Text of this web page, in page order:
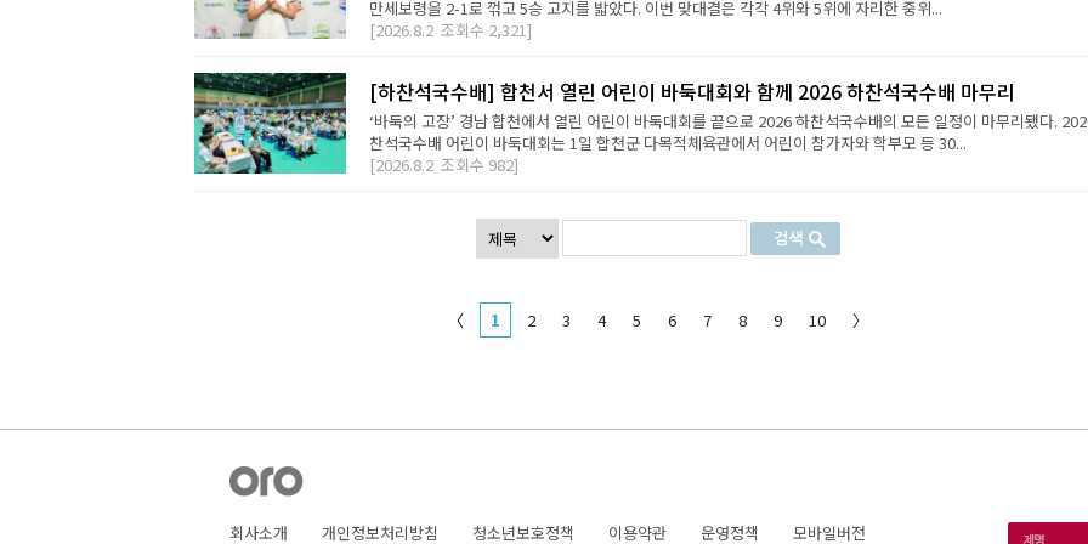
만세보령을 2-1로 꺾고 5승 고지를 밟았다. 이번 맞대결은 각각 4위와 5위에 자리한 중위...
[2026.8.2 조회수 2,321]
[하찬석국수배] 합천서 열린 어린이 바둑대회와 함께 2026 하찬석국수배 마무리
‘바둑의 고장’ 경남 합천에서 열린 어린이 바둑대회를 끝으로 2026 하찬석국수배의 모든 일정이 마무리됐다.
찬석국수배 어린이 바둑대회는 1일 합천군 다목적체육관에서 어린이 참가자와 학부모 등 30...
[2026.8.2 조회수 982]
〈 1 2 3 4 5 6 7 8 9 10 〉
회사소개 개인정보처리방침 청소년보호정책 이용약관 운영정책 모바일버전